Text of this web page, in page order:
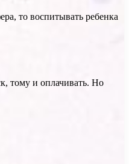
то воспитывать ребенка
тому и оплачивать. Но